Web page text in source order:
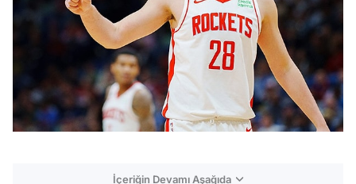
İçeriğin Devamı Aşağıda